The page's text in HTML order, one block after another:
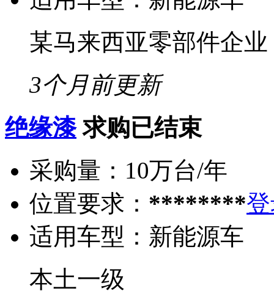
某马来西亚零部件企业
3个月前更新
绝缘漆 求购已结束
采购量： 10万台/年
位置要求： ********
适用车型： 新能源车
本土一级